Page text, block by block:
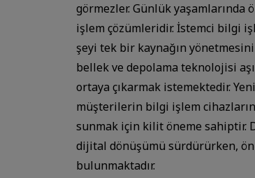
görmezler. Günlük
işlem çözümleridir. İstemci bilgi
şeyi tek bir kaynağın
bellek ve depolama teknolojisi
ortaya çıkarmak istemektedir.
müşterilerin bilgi işlem
sunmak için kilit öneme sahiptir.
dijital dönüşümü sürdürürken,
bulunmaktadır.